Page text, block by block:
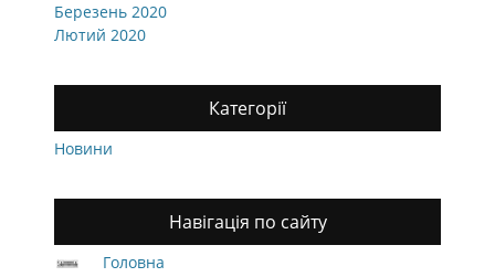
Березень 2020
Лютий 2020
Категорії
Новини
Навігація по сайту
Головна